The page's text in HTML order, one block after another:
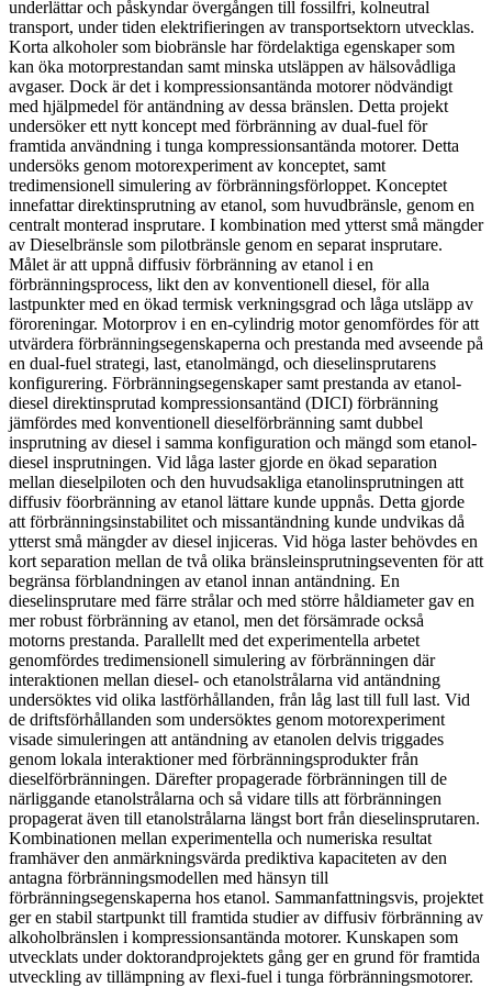
underlättar och påskyndar övergången till fossilfri, kolneutral
transport, under tiden elektrifieringen av transportsektorn utvecklas.
Korta alkoholer som biobränsle har fördelaktiga egenskaper som
kan öka motorprestandan samt minska utsläppen av hälsovådliga
avgaser. Dock är det i kompressionsantända motorer nödvändigt
med hjälpmedel för antändning av dessa bränslen. Detta projekt
undersöker ett nytt koncept med förbränning av dual-fuel för
framtida användning i tunga kompressionsantända motorer. Detta
undersöks genom motorexperiment av konceptet, samt
tredimensionell simulering av förbränningsförloppet. Konceptet
innefattar direktinsprutning av etanol, som huvudbränsle, genom en
centralt monterad insprutare. I kombination med ytterst små mängder
av Dieselbränsle som pilotbränsle genom en separat insprutare.
Målet är att uppnå diffusiv förbränning av etanol i en
förbränningsprocess, likt den av konventionell diesel, för alla
lastpunkter med en ökad termisk verkningsgrad och låga utsläpp av
föroreningar. Motorprov i en en-cylindrig motor genomfördes för att
utvärdera förbränningsegenskaperna och prestanda med avseende på
en dual-fuel strategi, last, etanolmängd, och dieselinsprutarens
konfigurering. Förbränningsegenskaper samt prestanda av etanol-
diesel direktinsprutad kompressionsantänd (DICI) förbränning
jämfördes med konventionell dieselförbränning samt dubbel
insprutning av diesel i samma konfiguration och mängd som etanol-
diesel insprutningen. Vid låga laster gjorde en ökad separation
mellan dieselpiloten och den huvudsakliga etanolinsprutningen att
diffusiv föorbränning av etanol lättare kunde uppnås. Detta gjorde
att förbränningsinstabilitet och missantändning kunde undvikas då
ytterst små mängder av diesel injiceras. Vid höga laster behövdes en
kort separation mellan de två olika bränsleinsprutningseventen för att
begränsa förblandningen av etanol innan antändning. En
dieselinsprutare med färre strålar och med större håldiameter gav en
mer robust förbränning av etanol, men det försämrade också
motorns prestanda. Parallellt med det experimentella arbetet
genomfördes tredimensionell simulering av förbränningen där
interaktionen mellan diesel- och etanolstrålarna vid antändning
undersöktes vid olika lastförhållanden, från låg last till full last. Vid
de driftsförhållanden som undersöktes genom motorexperiment
visade simuleringen att antändning av etanolen delvis triggades
genom lokala interaktioner med förbränningsprodukter från
dieselförbränningen. Därefter propagerade förbränningen till de
närliggande etanolstrålarna och så vidare tills att förbränningen
propagerat även till etanolstrålarna längst bort från dieselinsprutaren.
Kombinationen mellan experimentella och numeriska resultat
framhäver den anmärkningsvärda prediktiva kapaciteten av den
antagna förbränningsmodellen med hänsyn till
förbränningsegenskaperna hos etanol. Sammanfattningsvis, projektet
ger en stabil startpunkt till framtida studier av diffusiv förbränning av
alkoholbränslen i kompressionsantända motorer. Kunskapen som
utvecklats under doktorandprojektets gång ger en grund för framtida
utveckling av tillämpning av flexi-fuel i tunga förbränningsmotorer.